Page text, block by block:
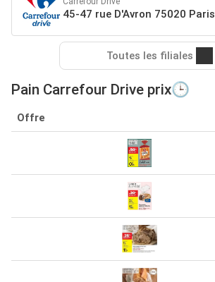
45-47 rue D'Avron 75020 Paris
Toutes les filiales
Pain Carrefour Drive prix🕒
Offre